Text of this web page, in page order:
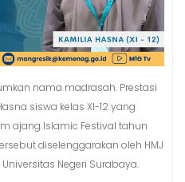
nama madrasah. Prestasi
siswa kelas XI-12 yang
ajang Islamic Festival tahun
diselenggarakan oleh HMJ
Negeri Surabaya.